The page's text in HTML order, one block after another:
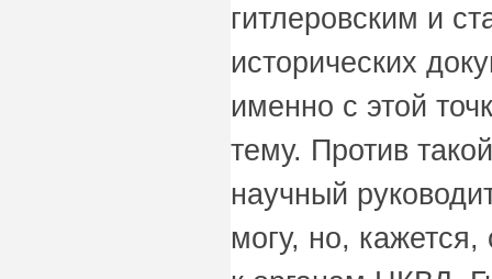
гитлеровским и
исторических
именно с этой
тему. Против
научный
могу, но,